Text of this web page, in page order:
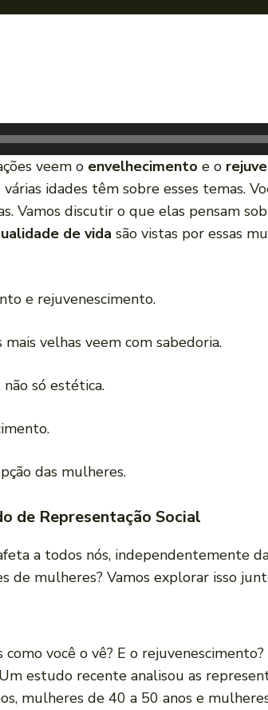
veem o envelhecimento e o
idades têm sobre esses temas.
Vamos discutir o que elas pensam
de vida são vistas por essas
e rejuvenescimento.
velhas veem com sabedoria.
só estética.
das mulheres.
de Representação Social
a todos nós, independentemente
de mulheres? Vamos explorar isso
você o vê? E o
estudo recente analisou as
mulheres de 40 a 50 anos e